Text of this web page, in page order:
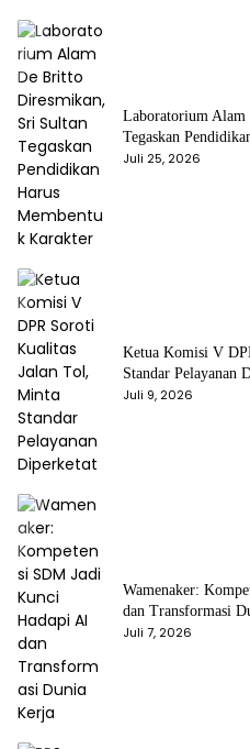
Laboratorium
Tegaskan
Juli 25, 2026
Ketua Komisi V
Standar Pelayanan
Juli 9, 2026
Wamenaker:
dan Transformasi
Juli 7, 2026